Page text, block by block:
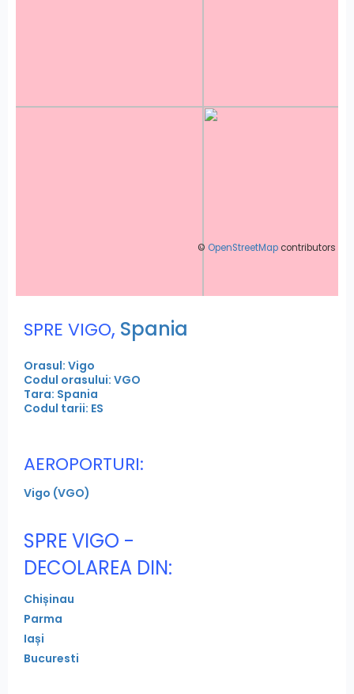
© OpenStreetMap contributors
SPRE VIGO, Spania
Orasul: Vigo
Codul orasului: VGO
Tara: Spania
Codul tarii: ES
AEROPORTURI:
Vigo (VGO)
SPRE VIGO -
DECOLAREA DIN:
Chișinau
Parma
Iași
Bucuresti